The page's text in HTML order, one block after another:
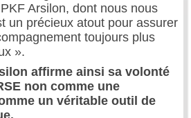
Arsilon, dont nous nous
un précieux atout pour assurer
toujours plus
».
affirme ainsi sa volonté
non comme une
un véritable outil de